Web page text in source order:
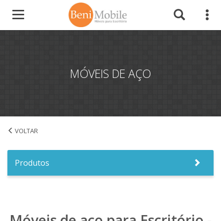
MÓVEIS DE AÇO
Início
Produtos